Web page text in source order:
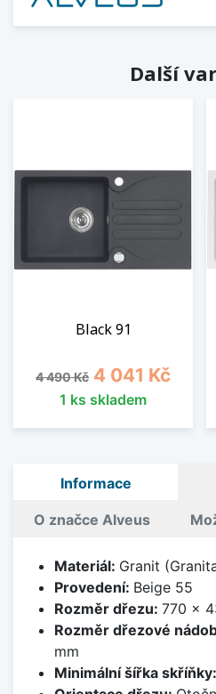
Další
Black 91
Běžná cena
4 490 Kč Cena
4 041 Kč
1 ks skladem
Informace
O značce Alveus
Materiál: Granit
Provedení: Beige 55
Rozměr dřezu: 770 x
Rozměr dřezové
mm
Minimální šířka skříňky: